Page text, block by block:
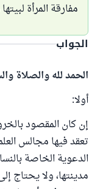
مفارقة المرأة
الجواب
الحمد لله والصلاة
أولا:
إن كان المقصود
تعقد فيها مجالس
الدعوية الخاصة
مدينتها، ولا يحتاج